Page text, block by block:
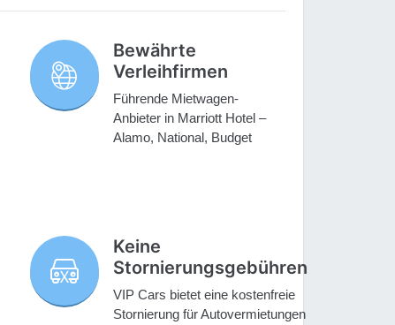
Bewährte
Verleihfirmen
Führende Mietwagen-
Anbieter in Marriott Hotel –
Alamo, National, Budget
Keine
Stornierungsgebühren
VIP Cars bietet eine kostenfreie
Stornierung für Autovermietungen